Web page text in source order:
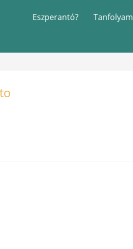
Eszperantó? Tanfolyam